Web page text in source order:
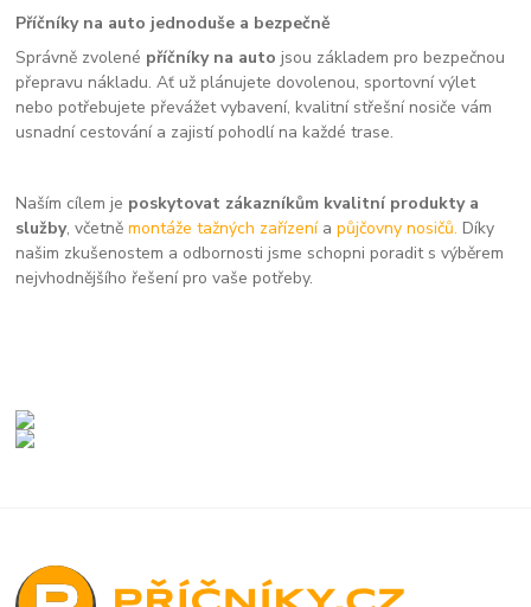
Příčníky na auto jednoduše a bezpečně
Správně zvolené příčníky na auto jsou základem pro bezpečnou
přepravu nákladu. Ať už plánujete dovolenou, sportovní výlet
nebo potřebujete převážet vybavení, kvalitní střešní nosiče vám
usnadní cestování a zajistí pohodlí na každé trase.
Naším cílem je poskytovat zákazníkům kvalitní produkty a
služby, včetněmontáže tažných zařízení apůjčovny nosičů. Díky
našim zkušenostem a odbornosti jsme schopni poradit s výběrem
nejvhodnějšího řešení pro vaše potřeby.